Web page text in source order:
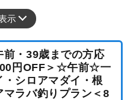
示
前・39歳までの方応
円OFF＞☆午前☆一
シロアマダイ・根
マラバ釣りプラン＜8